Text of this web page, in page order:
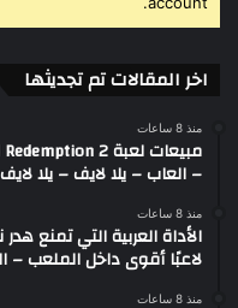
اخر المقالات تم تجديثها
منذ 8 ساعات
– العاب – يلا لايف – يلا لايف
منذ 8 ساعات
لاعبًا أقوى داخل الملعب –
منذ 8 ساعات